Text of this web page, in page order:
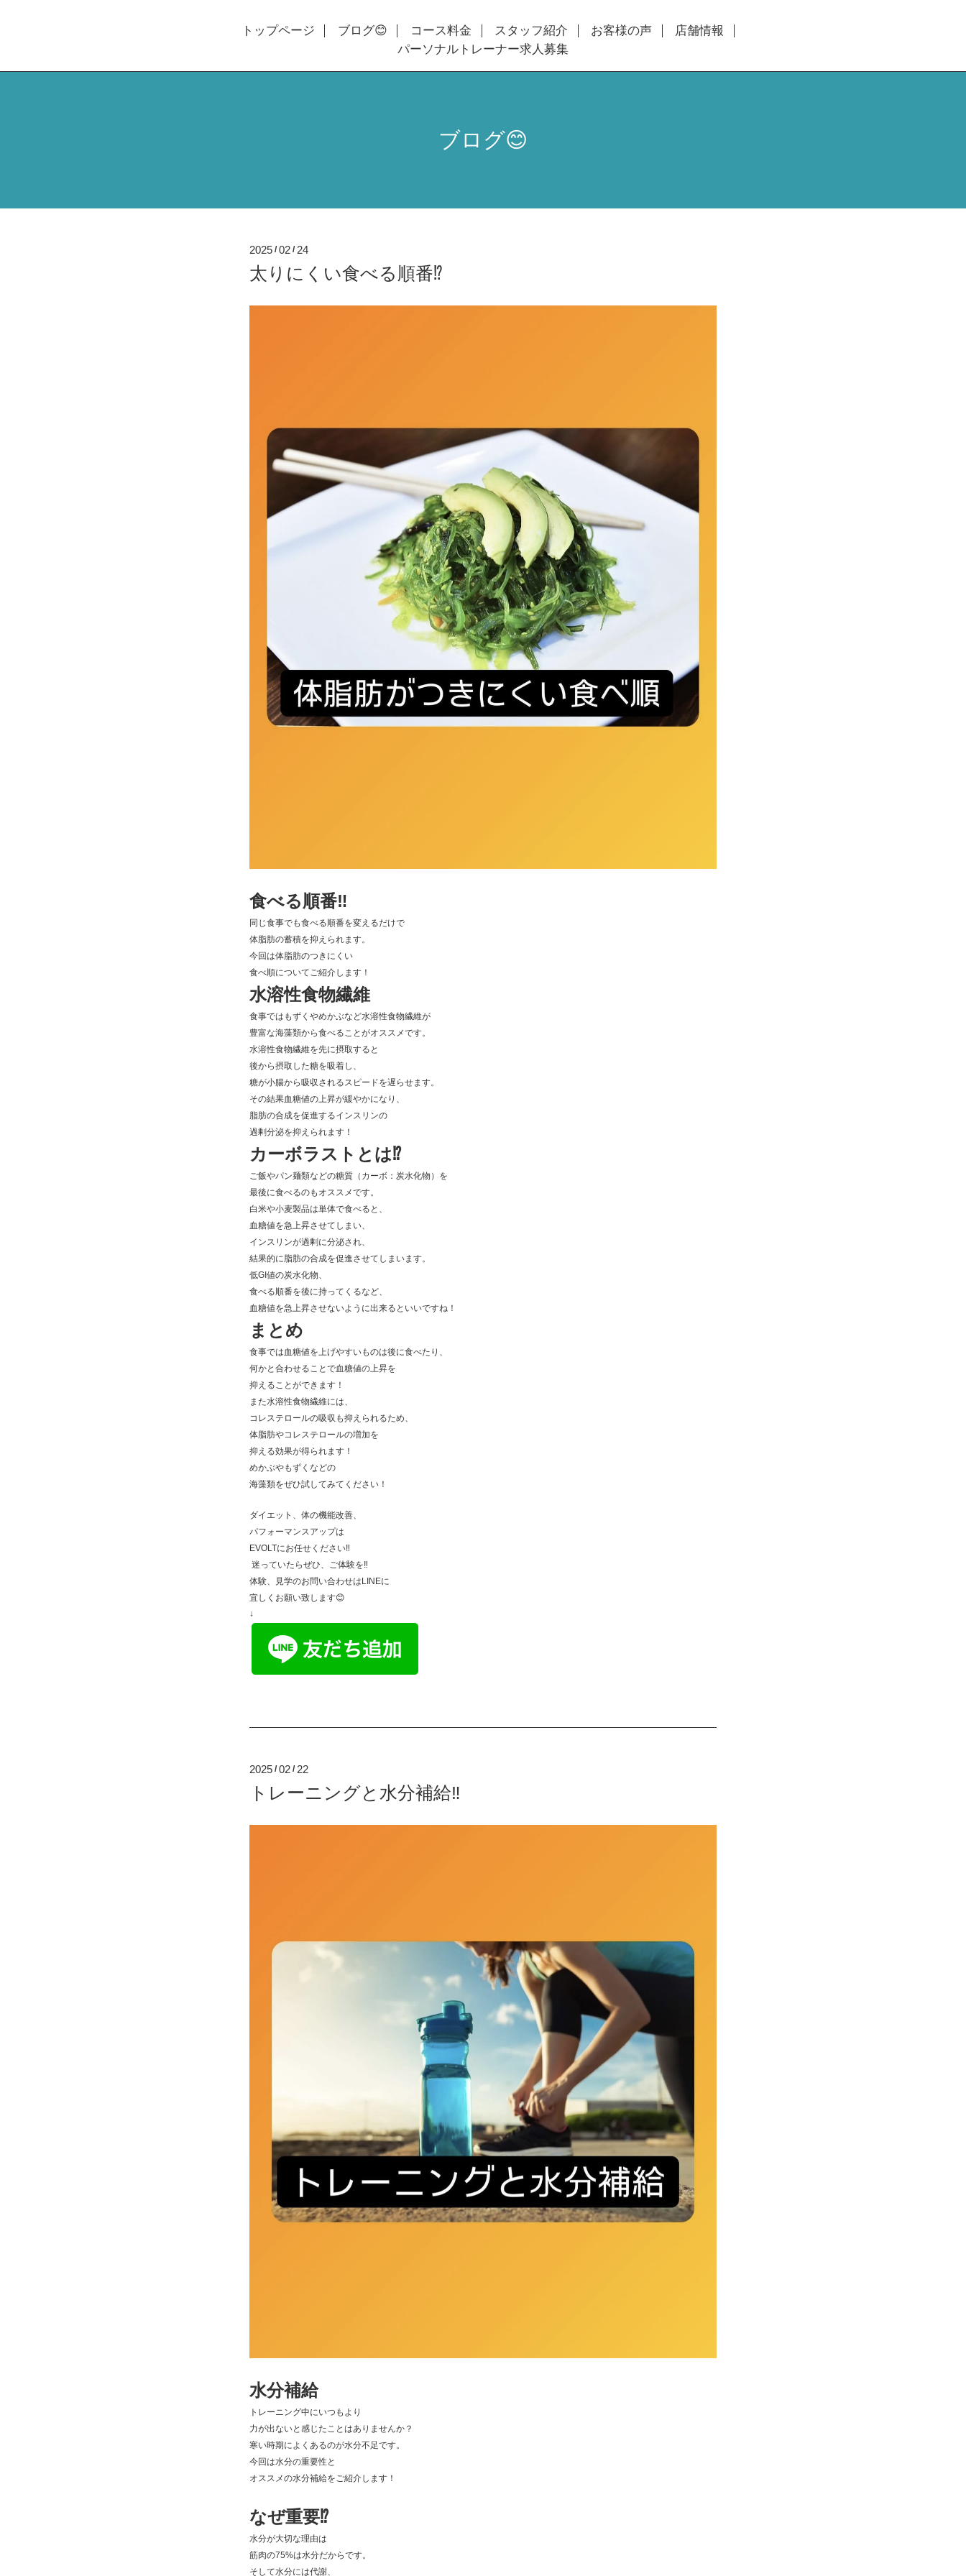
トップページ ブログ😊 コース料金 スタッフ紹介 お客様の声
店舗情報
パーソナルトレーナー求人募集
ブログ😊
2025 /02 / 24
太りにくい食べる順番⁉️
食べる順番‼️
同じ食事でも食べる順番を変えるだけで
体脂肪の蓄積を抑えられます。
今回は体脂肪のつきにくい
食べ順についてご紹介します！
水溶性食物繊維
食事ではもずくやめかぶなど水溶性食物繊維が
豊富な海藻類から食べることがオススメです。
水溶性食物繊維を先に摂取すると
後から摂取した糖を吸着し、
糖が小腸から吸収されるスピードを遅らせます。
その結果血糖値の上昇が緩やかになり、
脂肪の合成を促進するインスリンの
過剰分泌を抑えられます！
カーボラストとは⁉️
ご飯やパン麺類などの糖質（カーボ：炭水化物）を
最後に食べるのもオススメです。
白米や小麦製品は単体で食べると、
血糖値を急上昇させてしまい、
インスリンが過剰に分泌され、
結果的に脂肪の合成を促進させてしまいます。
低GI値の炭水化物、
食べる順番を後に持ってくるなど、
血糖値を急上昇させないように出来るといいですね！
まとめ
食事では血糖値を上げやすいものは後に食べたり、
何かと合わせることで血糖値の上昇を
抑えることができます！
また水溶性食物繊維には、
コレステロールの吸収も抑えられるため、
体脂肪やコレステロールの増加を
抑える効果が得られます！
めかぶやもずくなどの
海藻類をぜひ試してみてください！
ダイエット、体の機能改善、
パフォーマンスアップは
EVOLTにお任せください‼️
迷っていたらぜひ、ご体験を‼️
体験、見学のお問い合わせはLINEに
宜しくお願い致します😊
↓
2025 /02 / 22
トレーニングと水分補給‼️
水分補給
トレーニング中にいつもより
力が出ないと感じたことはありませんか？
寒い時期によくあるのが水分不足です。
今回は水分の重要性と
オススメの水分補給をご紹介します！
なぜ重要⁉️
水分が大切な理由は
筋肉の75%は水分だからです。
そして水分には代謝、